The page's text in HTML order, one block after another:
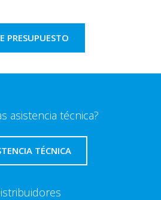
PRESUPUESTO
asistencia técnica?
TÉCNICA